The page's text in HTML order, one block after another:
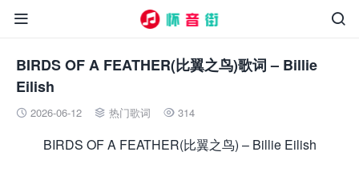


BIRDS OF A FEATHER(比翼之鸟)歌词 – Billie
Eilish
 2026-06-12  热门歌词  314
BIRDS OF A FEATHER(比翼之鸟) – Billie Eilish